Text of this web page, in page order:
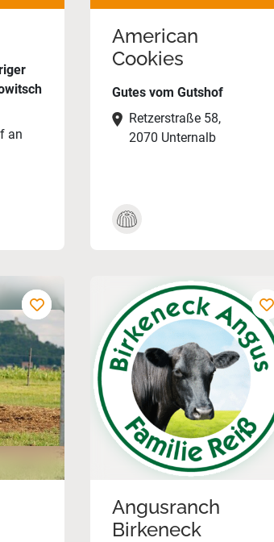
an
American
Cookies
Gutes vom Gutshof
Retzerstraße 58,
2070 Unternalb
Angusranch
Birkeneck